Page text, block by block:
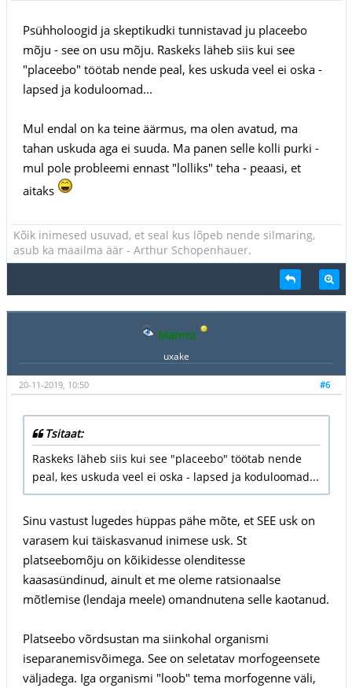
Psühholoogid ja skeptikudki tunnistavad ju placeebo
mõju - see on usu mõju. Raskeks läheb siis kui see
"placeebo" töötab nende peal, kes uskuda veel ei oska -
lapsed ja koduloomad...
Mul endal on ka teine äärmus, ma olen avatud, ma
tahan uskuda aga ei suuda. Ma panen selle kolli purki -
mul pole probleemi ennast "lolliks" teha - peaasi, et
aitaks
Kõik inimesed usuvad, et seal kus lõpeb nende silmaring,
asub ka maailma äär - Arthur Schopenhauer.
Mannu
uxake
#6
20-11-2019, 10:50
Tsitaat:
Raskeks läheb siis kui see "placeebo" töötab nende
peal, kes uskuda veel ei oska - lapsed ja koduloomad...
Sinu vastust lugedes hüppas pähe mõte, et SEE usk on
varasem kui täiskasvanud inimese usk. St
platseebomõju on kõikidesse olenditesse
kaasasündinud, ainult et me oleme ratsionaalse
mõtlemise (lendaja meele) omandnutena selle kaotanud.
Platseebo võrdsustan ma siinkohal organismi
iseparanemisvõimega. See on seletatav morfogeensete
väljadega. Iga organismi "loob" tema morfogenne väli,